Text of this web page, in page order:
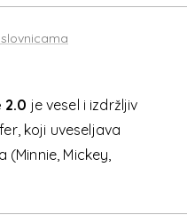
2.0 je vesel i izdržljiv
koji uveseljava
Mickey,